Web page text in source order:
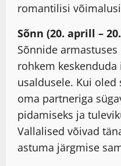
romantilisi
Sõnn (20. aprill –
Sõnnide
rohkem
usaldusele. Kui oled
oma partneriga
pidamiseks ja
Vallalised võivad
astuma järgmise